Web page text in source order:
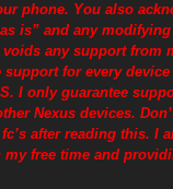
phone. You also
is” and any
any support from
support for every
I only guarantee
Nexus devices.
after reading this. I
free time and